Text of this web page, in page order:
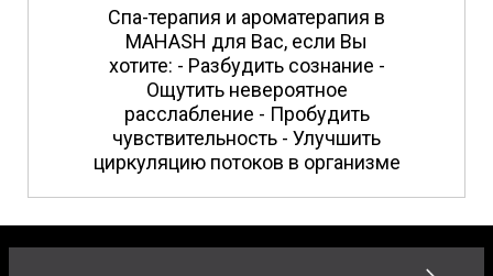
Спа-терапия и ароматерапия в
MAHASH для Вас, если Вы
хотите: - Разбудить сознание -
Ощутить невероятное
расслабление - Пробудить
чувствительность - Улучшить
циркуляцию потоков в организме